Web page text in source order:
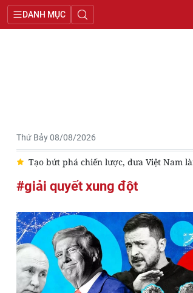
DANH MỤC
Thứ Bảy 08/08/2026
Tạo bứt phá chiến lược, đưa Việt Nam
#giải quyết xung đột